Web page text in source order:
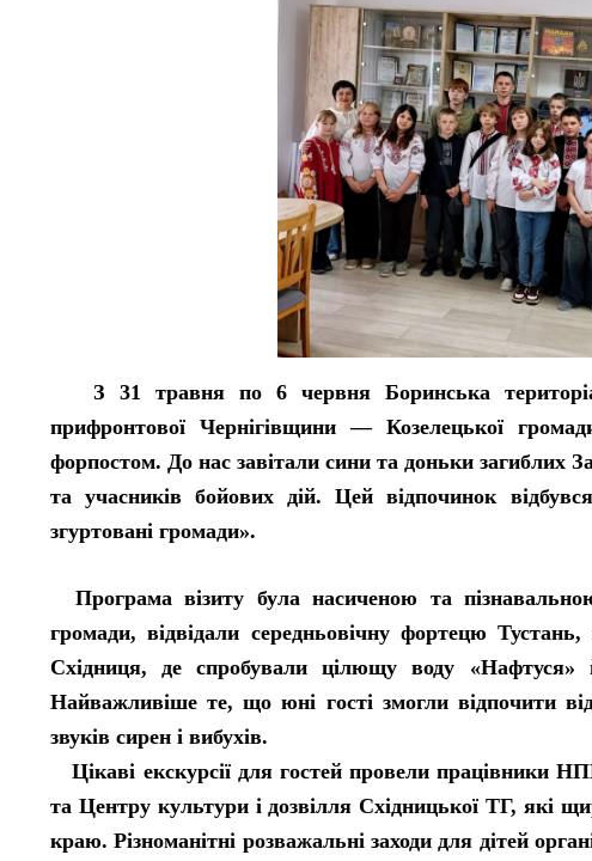
З 31 травня по 6 червня Боринська
прифронтової Чернігівщини — Козелецької
форпостом. До нас завітали сини та доньки загиблих
та учасників бойових дій. Цей відпочинок
згуртовані громади».
Програма візиту була насиченою та
громади, відвідали середньовічну фортецю
Східниця, де спробували цілющу воду
Найважливіше те, що юні гості змогли відпочити
звуків сирен і вибухів.
Цікаві екскурсії для гостей провели працівники
та Центру культури і дозвілля Східницької ТГ, які
краю. Різноманітні розважальні заходи для дітей